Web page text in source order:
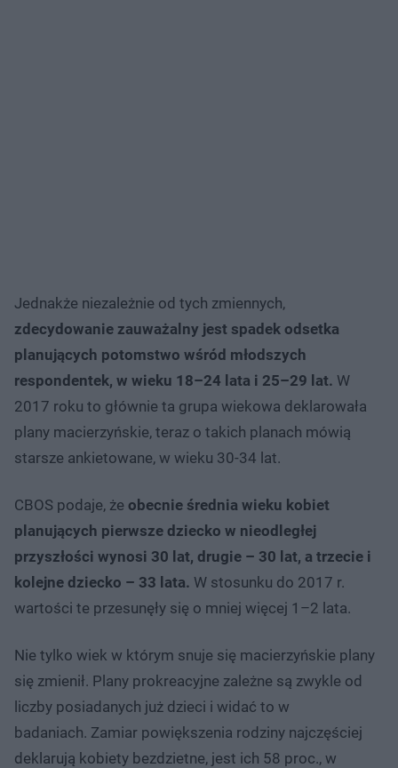
Jednakże niezależnie od tych zmiennych,
zdecydowanie zauważalny jest spadek odsetka
planujących potomstwo wśród młodszych
respondentek, w wieku 18–24 lata i 25–29 lat. W
2017 roku to głównie ta grupa wiekowa deklarowała
plany macierzyńskie, teraz o takich planach mówią
starsze ankietowane, w wieku 30-34 lat.
CBOS podaje, że obecnie średnia wieku kobiet
planujących pierwsze dziecko w nieodległej
przyszłości wynosi 30 lat, drugie – 30 lat, a trzecie i
kolejne dziecko – 33 lata. W stosunku do 2017 r.
wartości te przesunęły się o mniej więcej 1–2 lata.
Nie tylko wiek w którym snuje się macierzyńskie plany
się zmienił. Plany prokreacyjne zależne są zwykle od
liczby posiadanych już dzieci i widać to w
badaniach. Zamiar powiększenia rodziny najczęściej
deklarują kobiety bezdzietne, jest ich 58 proc., w